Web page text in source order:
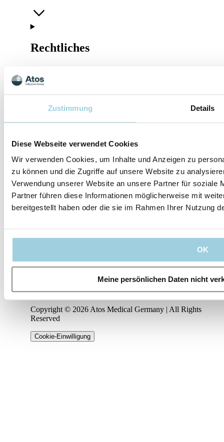
Zustimmung Details
Diese Webseite verwendet Cookies
Wir verwenden Cookies, um Inhalte und Anzeigen zu
zu können und die Zugriffe auf unsere Website zu
Verwendung unserer Website an unsere Partner für soziale
Partner führen diese Informationen möglicherweise mit
bereitgestellt haben oder die sie im Rahmen Ihrer Nutzung
OK
Meine persönlichen Daten nicht
Rechtliches
Folgen Sie uns
Unsere
RegulatorischesQualitätssicherungIFU Cookie-
Hinweis
Unser
Unternehmen
Das sind
wirManagement-
VerhaltenskodexKarriere
Rechtliches
Impressum
Folgen Sie uns
YouTube
LinkedIn
Facebook
Instagram
Copyright © 2026 Atos Medical Germany | All Rights
Reserved
Cookie-Einwilligung